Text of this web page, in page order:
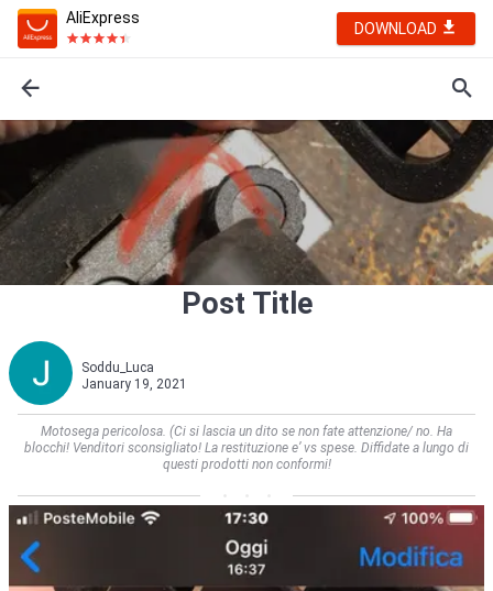
AliExpress
DOWNLOAD
Post Title
Soddu_Luca
January 19, 2021
Motosega pericolosa. (Ci si lascia un dito se non fate attenzione/ no. Ha
blocchi! Venditori sconsigliato! La restituzione e’ vs spese. Diffidate a lungo di
questi prodotti non conformi!